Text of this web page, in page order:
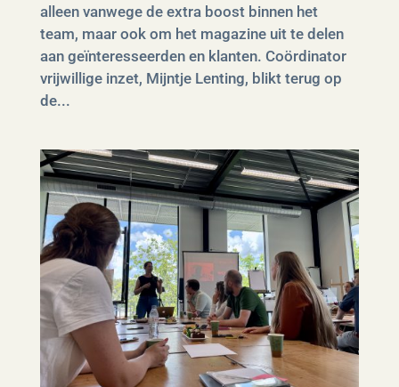
alleen vanwege de extra boost binnen het
team, maar ook om het magazine uit te delen
aan geïnteresseerden en klanten. Coördinator
vrijwillige inzet, Mijntje Lenting, blikt terug op
de...